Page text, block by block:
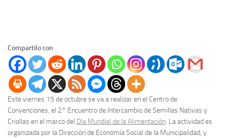
Compartilo con
Este viernes 15 de octubre se va a realizar en el Centro de
Convenciones, el 2° Encuentro de Intercambio de Semillas Nativas y
Criollas en el marco del Día Mundial de la Alimentación. La actividad es
organizada por la Dirección de Economía Social de la Municipalidad, y